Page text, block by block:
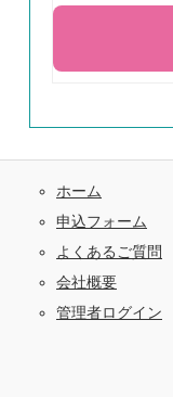
ホーム
申込フォーム
よくあるご質問
会社概要
管理者ログイン